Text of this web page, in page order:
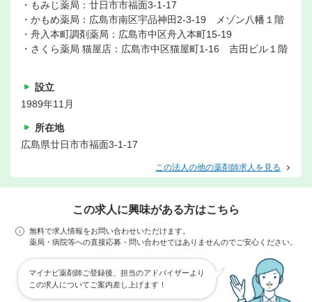
・もみじ薬局：廿日市市福面3-1-17
・かもめ薬局：広島市南区宇品神田2-3-19 メゾン八幡１階
・舟入本町調剤薬局：広島市中区舟入本町15-19
・さくら薬局 猫屋店：広島市中区猫屋町1-16 吉田ビル１階
設立
1989年11月
所在地
広島県廿日市市福面3-1-17
この法人の他の薬剤師求人を見る
この求人に興味がある方はこちら
無料で求人情報をお問い合わせいただけます。
薬局・病院等への直接応募・問い合わせではありませんのでご安心ください。
マイナビ薬剤師ご登録後、担当のアドバイザーより
この求人についてご案内差し上げます！